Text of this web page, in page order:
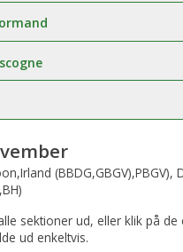
(BBDG,GBGV),PBGV),
sektioner ud, eller klik på de
ud enkeltvis.